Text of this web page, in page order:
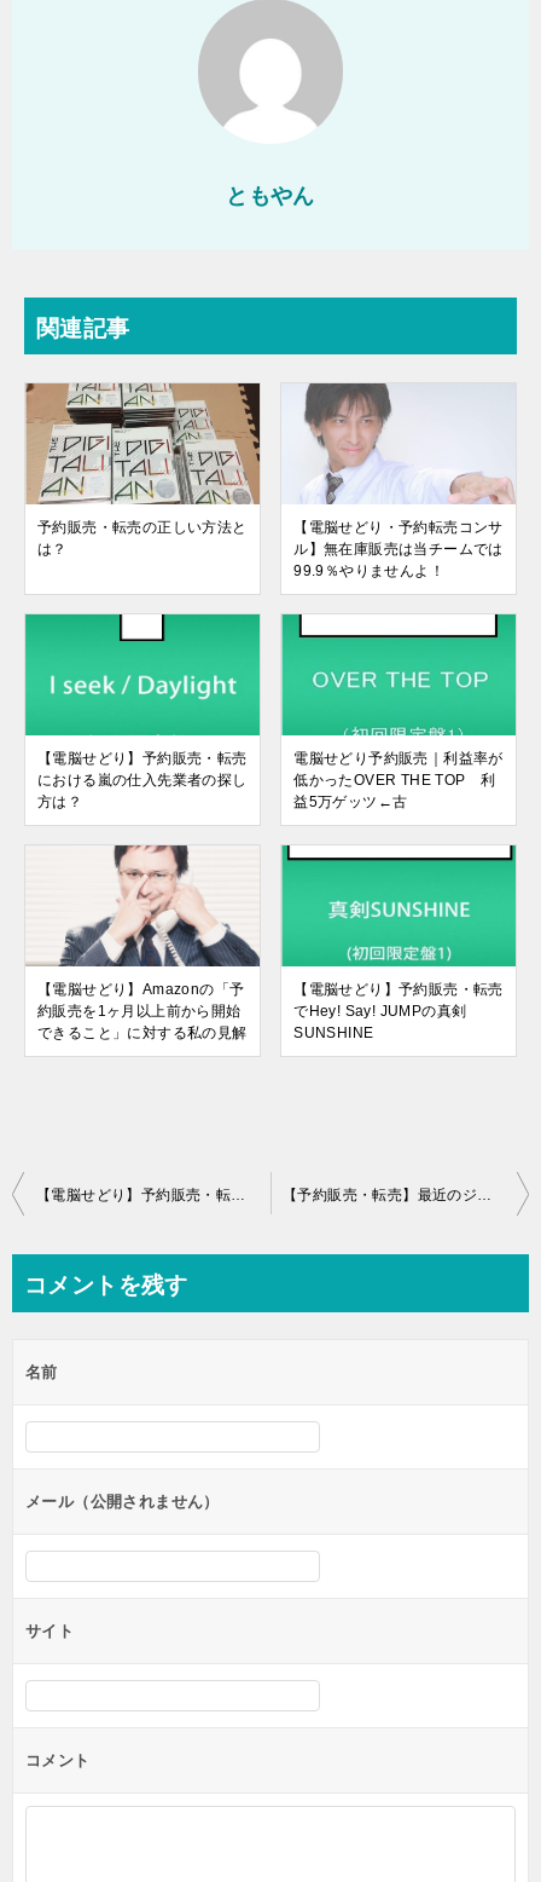
ともやん
関連記事
予約販売・転売の正しい方法と
は？
【電脳せどり・予約転売コンサ
ル】無在庫販売は当チームでは
99.9％やりませんよ！
【電脳せどり】予約販売・転売
における嵐の仕入先業者の探し
方は？
電脳せどり予約販売｜利益率が
低かったOVER THE TOP 利
益5万ゲッツ←古
【電脳せどり】Amazonの「予
約販売を1ヶ月以上前から開始
できること」に対する私の見解
【電脳せどり】予約販売・転売
でHey! Say! JUMPの真剣
SUNSHINE
投
ビ
ー
シ
ン
【電脳せどり】予約販売・転売が現役最強の手法！ その理由とは？ 【予約販売・転売】最近のジャニーズは惨すぎる。対応方法は？
コメントを残す
名前
メール（公開されません）
サイト
コメント